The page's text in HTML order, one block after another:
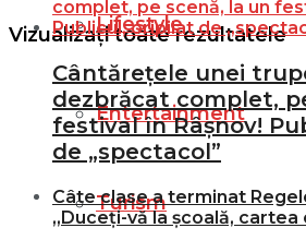
Vizualizați toate rezultatele
Lifestyle
Entertainment
Turism
Cântărețele unei
dezbrăcat complet,
festival în Râșnov!
de „spectacol”
Câte clase a terminat
„Duceți-vă la școală, cartea